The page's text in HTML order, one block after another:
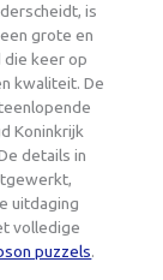
is
grote en
keer op
kwaliteit. De
Koninkrijk
details in
uitdaging
volledige
puzzels.